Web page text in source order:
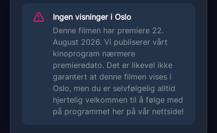
Ingen visninger i Oslo
Denne filmen har premiere 22.
August 2026. Vi publiserer vårt
kinoprogram nærmere
premieredato. Det er likevel ikke
garantert at denne filmen vises i
Oslo, men du er selvfølgelig alltid
hjertelig velkommen til å følge med
på programmet her på vår nettside!